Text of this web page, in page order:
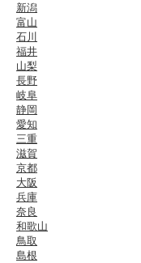
新潟
富山
石川
福井
山梨
長野
岐阜
静岡
愛知
三重
滋賀
京都
大阪
兵庫
奈良
和歌山
鳥取
島根